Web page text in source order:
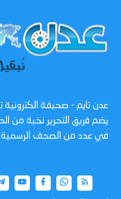
يضم فريق التحرير نخبة من
في عدد من الصحف الرسمية